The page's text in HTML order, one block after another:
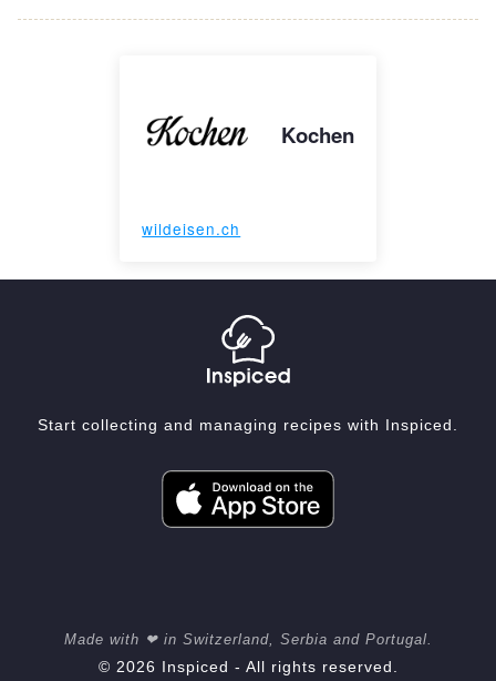
Kochen
wildeisen.ch
Start collecting and managing recipes with Inspiced.
Made with ❤ in Switzerland, Serbia and Portugal.
© 2026 Inspiced - All rights reserved.